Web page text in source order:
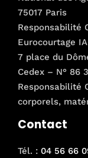
75017 Paris
Responsabilité
Eurocourtage
7 place du
Cedex – N° 86
Responsabilité
corporels,
Contact
Tél. : 04 56 66